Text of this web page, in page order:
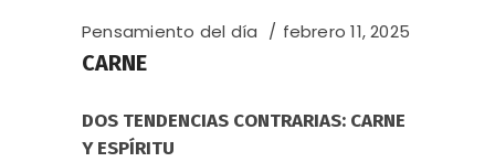
Pensamiento del día febrero 11, 2025
CARNE
DOS TENDENCIAS CONTRARIAS: CARNE
Y ESPÍRITU